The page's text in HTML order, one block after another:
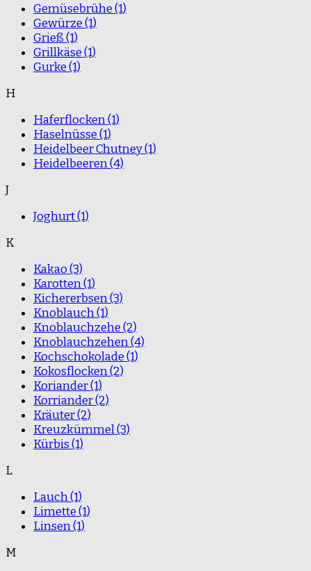
Gemüsebrühe(1)
Gewürze(1)
Grieß(1)
Grillkäse(1)
Gurke(1)
H
Haferflocken(1)
Haselnüsse(1)
Heidelbeer Chutney(1)
Heidelbeeren(4)
J
Joghurt(1)
K
Kakao(3)
Karotten(1)
Kichererbsen(3)
Knoblauch(1)
Knoblauchzehe(2)
Knoblauchzehen(4)
Kochschokolade(1)
Kokosflocken(2)
Koriander(1)
Korriander(2)
Kräuter(2)
Kreuzkümmel(3)
Kürbis(1)
L
Lauch(1)
Limette(1)
Linsen(1)
M